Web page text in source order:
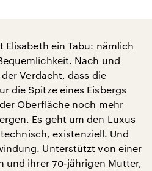
Elisabeth ein Tabu: nämlich
Nach und
Verdacht, dass die
die Spitze eines Eisbergs
Oberfläche noch mehr
Es geht um den Luxus
existenziell. Und
Unterstützt von einer
und ihrer 70-jährigen Mutter,